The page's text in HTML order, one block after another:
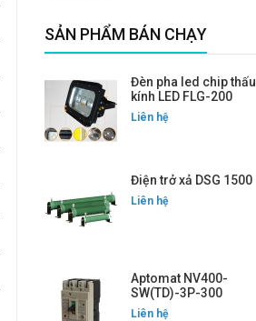
SẢN PHẨM BÁN CHẠY
Đèn pha led chip thấu
kính LED FLG-200
Liên hệ
Điện trở xả DSG 1500
Liên hệ
Aptomat NV400-
SW(TD)-3P-300
Liên hệ